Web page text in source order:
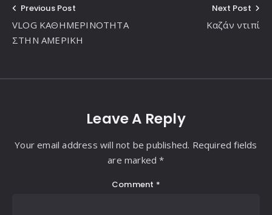
Post
navigation
Previous Post
VLOG ΚΑΘΗΜΕΡΙΝΟΤΗΤΑ
ΣΤΗΝ ΑΜΕΡΙΚΗ
Next Post
Καζάν ντιπί
Leave A Reply
Your email address will not be published. Required fields
are marked *
Comment *